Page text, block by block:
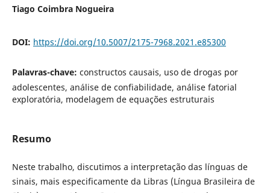
Tiago Coimbra Nogueira
DOI: https://doi.org/10.5007/2175-7968.2021.e85300
Palavras-chave: constructos causais, uso de drogas por
adolescentes, análise de confiabilidade, análise fatorial
exploratória, modelagem de equações estruturais
Resumo
Neste trabalho, discutimos a interpretação das línguas de
sinais, mais especificamente da Libras (Língua Brasileira de